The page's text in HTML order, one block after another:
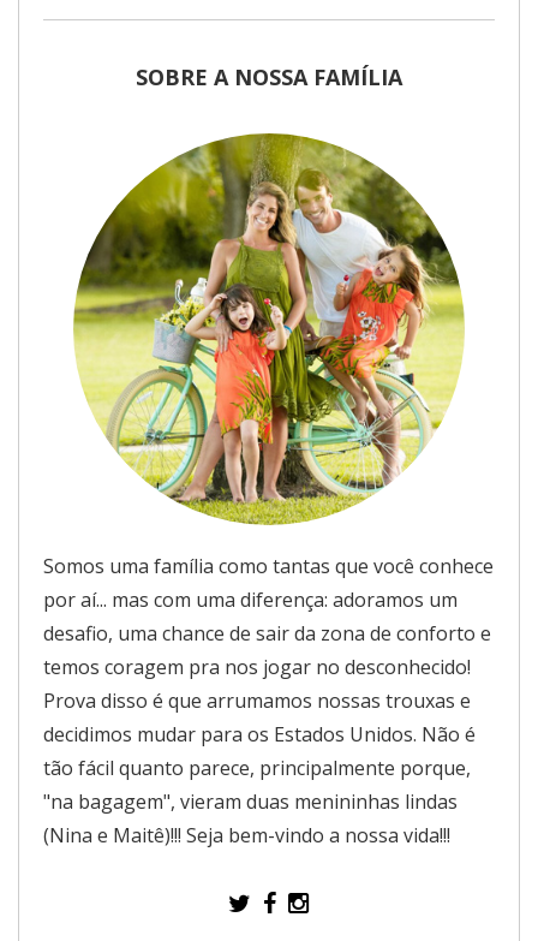
SOBRE A NOSSA FAMÍLIA
Somos uma família como tantas que você conhece
por aí... mas com uma diferença: adoramos um
desafio, uma chance de sair da zona de conforto e
temos coragem pra nos jogar no desconhecido!
Prova disso é que arrumamos nossas trouxas e
decidimos mudar para os Estados Unidos. Não é
tão fácil quanto parece, principalmente porque,
"na bagagem", vieram duas menininhas lindas
(Nina e Maitê)!!! Seja bem-vindo a nossa vida!!!